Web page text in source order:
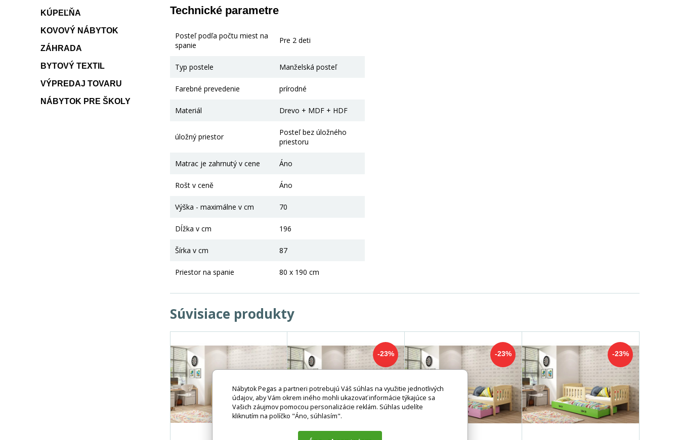
KÚPEĽŇA
KOVOVÝ NÁBYTOK
ZÁHRADA
BYTOVÝ TEXTIL
VÝPREDAJ TOVARU
NÁBYTOK PRE ŠKOLY
Technické parametre
Posteľ podľa počtu miest na
spanie
Pre 2 deti
Typ postele Manželská posteľ
Farebné prevedenie prírodné
Materiál Drevo + MDF + HDF
úložný priestor
Posteľ bez úložného
priestoru
Matrac je zahrnutý v cene Áno
Rošt v ceně Áno
Výška - maximálne v cm 70
Dĺžka v cm 196
Šírka v cm 87
Priestor na spanie 80 x 190 cm
Súvisiace produkty
-23% -23% -23%
Nábytok Pegas a partneri potrebujú Váš súhlas na využitie jednotlivých
údajov, aby Vám okrem iného mohli ukazovať informácie týkajúce sa
Vašich záujmov pomocou personalizácie reklám. Súhlas udelíte
kliknutím na políčko "Áno, súhlasím".